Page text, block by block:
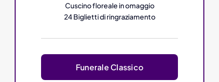
Cuscino floreale in omaggio
24 Biglietti di ringraziamento
Funerale Classico